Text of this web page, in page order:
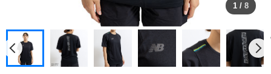
1 / 8